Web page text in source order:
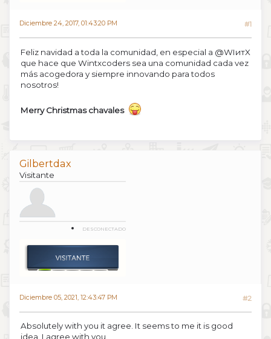
Diciembre 24, 2017, 01:43:20 PM #1
Feliz navidad a toda la comunidad, en especial a @WIитX
que hace que Wintxcoders sea una comunidad cada vez
más acogedora y siempre innovando para todos
nosotros!
Merry Christmas chavales
Gilbertdax
Visitante
DESCONECTADO
Diciembre 05, 2021, 12:43:47 PM #2
Absolutely with you it agree. It seems to me it is good
idea. I agree with you.